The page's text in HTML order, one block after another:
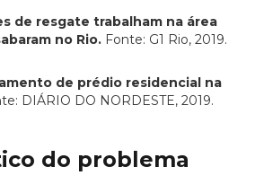
de resgate trabalham na área
no Rio. Fonte: G1 Rio, 2019.
de prédio residencial na
DIÁRIO DO NORDESTE, 2019.
do problema